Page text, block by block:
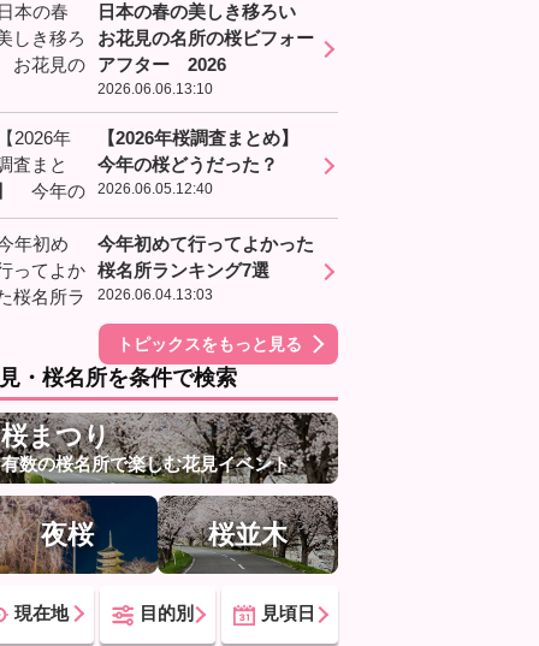
日本の春の美しき移ろい
お花見の名所の桜ビフォー
アフター 2026
2026.06.06.13:10
【2026年桜調査まとめ】
今年の桜どうだった？
2026.06.05.12:40
今年初めて行ってよかった
桜名所ランキング7選
2026.06.04.13:03
トピックスをもっと見る
・桜名所を条件で検索
桜まつり
有数の桜名所で楽しむ花見イベント
夜桜 桜並木
現在地 目的別 見頃日